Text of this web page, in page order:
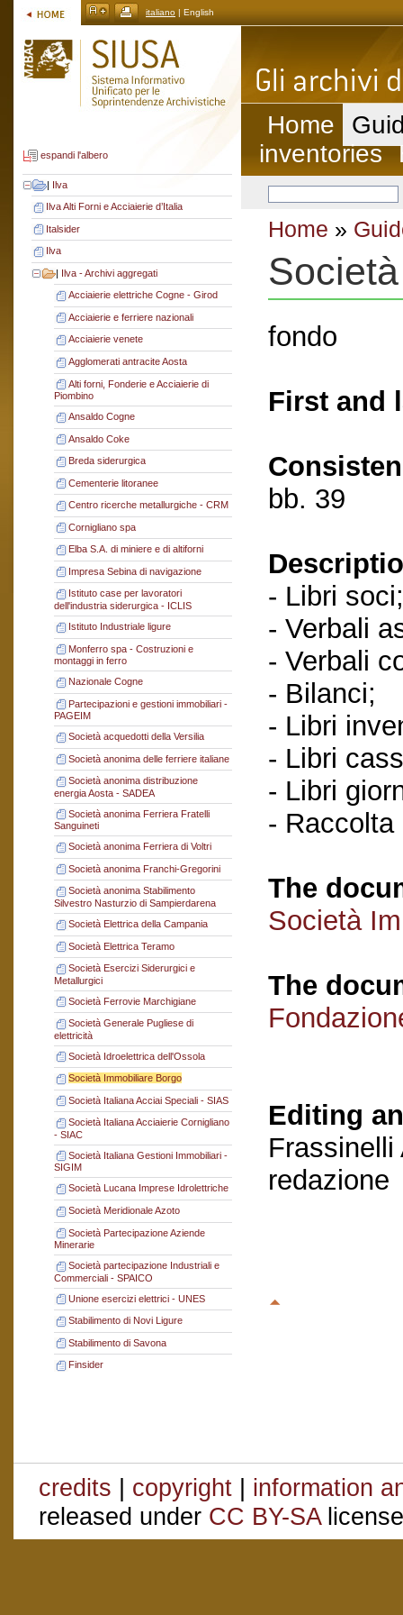
italiano | English
espandi l'albero
| Ilva
Ilva Alti Forni e Acciaierie d’Italia
Italsider
Ilva
| Ilva - Archivi aggregati
Acciaierie elettriche Cogne - Girod
Acciaierie e ferriere nazionali
Acciaierie venete
Agglomerati antracite Aosta
Alti forni, Fonderie e Acciaierie di
Piombino
Ansaldo Cogne
Ansaldo Coke
Breda siderurgica
Cementerie litoranee
Centro ricerche metallurgiche - CRM
Cornigliano spa
Elba S.A. di miniere e di altiforni
Impresa Sebina di navigazione
Istituto case per lavoratori
dell'industria siderurgica - ICLIS
Istituto Industriale ligure
Monferro spa - Costruzioni e
montaggi in ferro
Nazionale Cogne
Partecipazioni e gestioni immobiliari -
PAGEIM
Società acquedotti della Versilia
Società anonima delle ferriere italiane
Società anonima distribuzione
energia Aosta - SADEA
Società anonima Ferriera Fratelli
Sanguineti
Società anonima Ferriera di Voltri
Società anonima Franchi-Gregorini
Società anonima Stabilimento
Silvestro Nasturzio di Sampierdarena
Società Elettrica della Campania
Società Elettrica Teramo
Società Esercizi Siderurgici e
Metallurgici
Società Ferrovie Marchigiane
Società Generale Pugliese di
elettricità
Società Idroelettrica dell'Ossola
Società Immobiliare Borgo
Società Italiana Acciai Speciali - SIAS
Società Italiana Acciaierie Cornigliano
- SIAC
Società Italiana Gestioni Immobiliari -
SIGIM
Società Lucana Imprese Idrolettriche
Società Meridionale Azoto
Società Partecipazione Aziende
Minerarie
Società partecipazione Industriali e
Commerciali - SPAICO
Unione esercizi elettrici - UNES
Stabilimento di Novi Ligure
Stabilimento di Savona
Finsider
Home
inventories
Home »
fondo
First and
bb. 39
- Libri soci;
- Verbali
- Verbali
- Bilanci;
- Libri
- Libri
- Libri
- Raccolta
The
Società
The
Editing
Frassinelli
redazione
credits | copyright | information
released under CC BY-SA